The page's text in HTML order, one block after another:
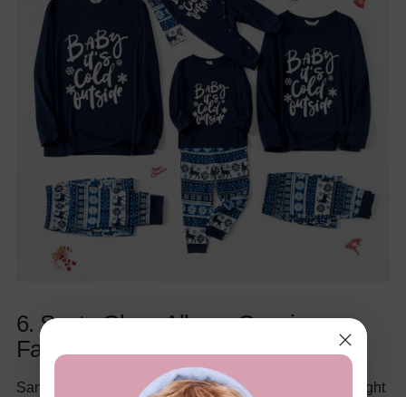
6. Santa Claus Allover Onesie –
Familien-Pyjama
Santa überall! Dieser Ganzkörper-Onesie ist ein Highlight